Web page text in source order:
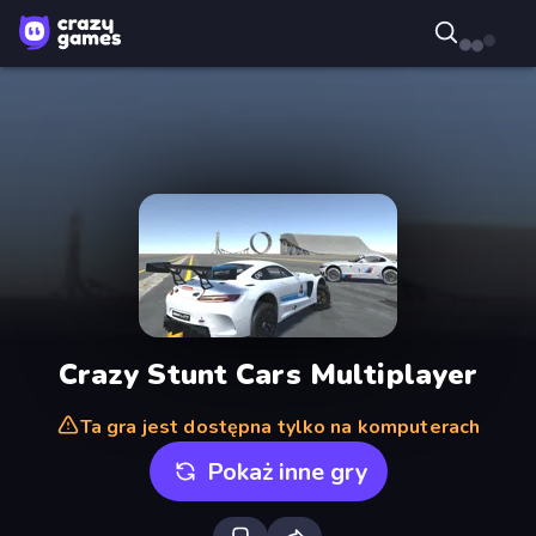
Crazy Stunt Cars Multiplayer
Ta gra jest dostępna tylko na komputerach
Pokaż inne gry